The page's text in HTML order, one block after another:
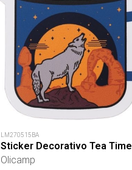
LM270515BA
Sticker Decorativo Tea Time
Olicamp